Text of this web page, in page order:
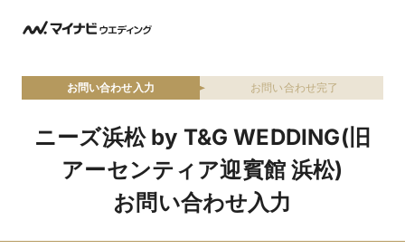
お問い合わせ入力 お問い合わせ完了
ニーズ浜松 by T&G WEDDING(旧
アーセンティア迎賓館 浜松)
お問い合わせ入力